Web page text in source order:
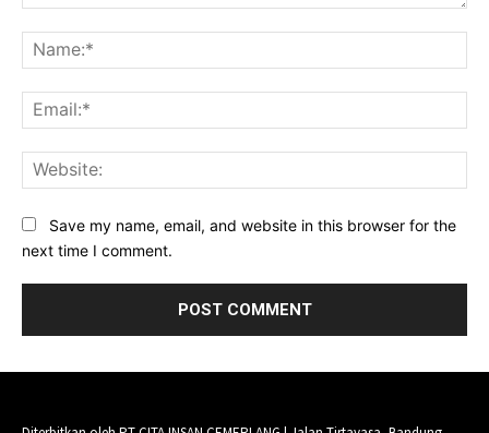
Save my name, email, and website in this browser for the
next time I comment.